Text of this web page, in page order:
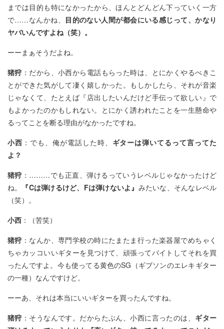
までは目的も特になかったから、ほんとどんどん下っていく一方
で……なんかね、 目的のない人間が都会にいる感じって、かなり
ヤバいんですよね（笑）。
ーーまぁそうだよね。
猪狩 ：だから、小西から電話もらった時は、とにかくやるべきこ
とができた気がして凄く嬉しかった。もしかしたら、それが音楽
じゃなくて、たとえば『店出したいんだけど手伝って欲しい』で
もよかったのかもしれない。とにかく誘われたことを一生懸命や
るってことを断る理由がなかったですね。
小西 ：でも、俺が電話した時、 ギターは弾いてるって言ってた
よ？
猪狩 ：………でも正直、弾けるっていうレベルじゃなかったけど
ね。
『Cは弾けるけど、Fは弾けないよ』 みたいな、そんなレベル
（笑）。
小西 ：（苦笑）
猪狩 ：なんか、専門学校の時にたまたま行った楽器屋でめちゃく
ちゃカッコいいギターを見つけて、頑張ってバイトしてそれを買
ったんですよ。今も使ってる黄色のSG（ギブソンのエレキギター
の一種）なんですけど。
ーーあ、それは本当にいいギターを買ったんですね。
猪狩 ：そうなんです。だからたぶん、小西に言ったのは、 ギター